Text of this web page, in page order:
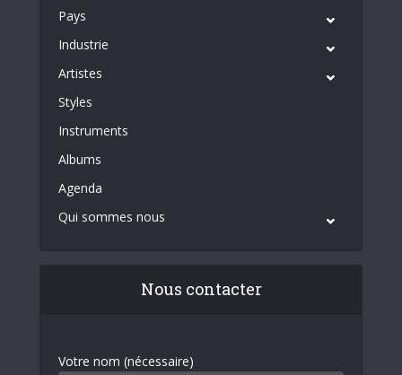
Pays
Industrie
Artistes
Styles
Instruments
Albums
Agenda
Qui sommes nous
Nous contacter
Votre nom (nécessaire)